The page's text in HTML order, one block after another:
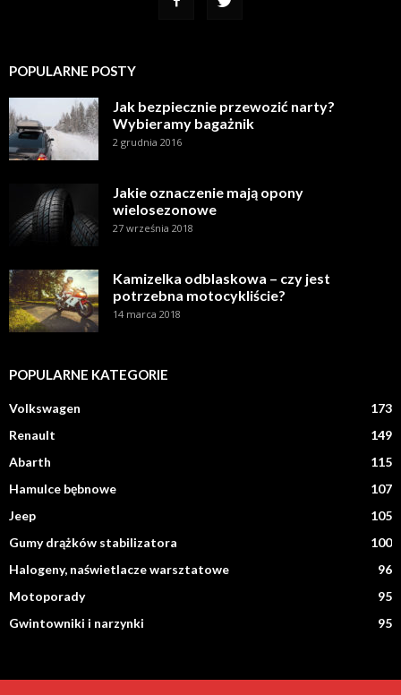
POPULARNE POSTY
Jak bezpiecznie przewozić narty?
Wybieramy bagażnik
2 grudnia 2016
Jakie oznaczenie mają opony
wielosezonowe
27 września 2018
Kamizelka odblaskowa – czy jest
potrzebna motocykliście?
14 marca 2018
POPULARNE KATEGORIE
Volkswagen
173
Renault
149
Abarth
115
Hamulce bębnowe
107
Jeep
105
Gumy drążków stabilizatora
100
Halogeny, naświetlacze warsztatowe
96
Motoporady
95
Gwintowniki i narzynki
95